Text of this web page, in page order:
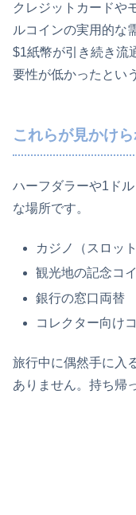
クレジットカードや
ルコインの実用的な
$1紙幣が引き続き流
要性が低かったとい
これらが見かけ
ハーフダラーや1ド
な場所です。
カジノ（スロッ
観光地の記念コ
銀行の窓口両替
コレクター向け
旅行中に偶然手に入
ありません。持ち帰